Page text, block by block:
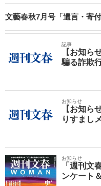
文藝春秋7月号「遺言・寄
記事
【お知ら
騙る詐欺
お知らせ
【お知ら
りすまし
お知らせ
「週刊文
ンケート